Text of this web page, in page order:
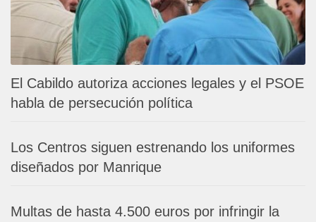
El Cabildo autoriza acciones legales y el PSOE
habla de persecución política
Los Centros siguen estrenando los uniformes
diseñados por Manrique
Multas de hasta 4.500 euros por infringir la